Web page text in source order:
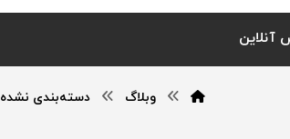
آنلاین
وبلاگ دسته‌بندی نشده